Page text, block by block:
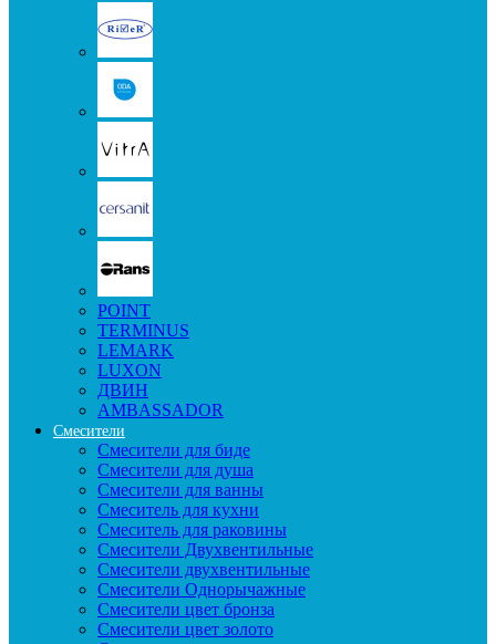
POINT
TERMINUS
LEMARK
LUXON
ДВИН
AMBASSADOR
Смесители
Смесители для биде
Смесители для душа
Смесители для ванны
Смеситель для кухни
Смеситель для раковины
Смесители Двухвентильные
Смесители двухвентильные
Смесители Однорычажные
Смесители цвет бронза
Смесители цвет золото